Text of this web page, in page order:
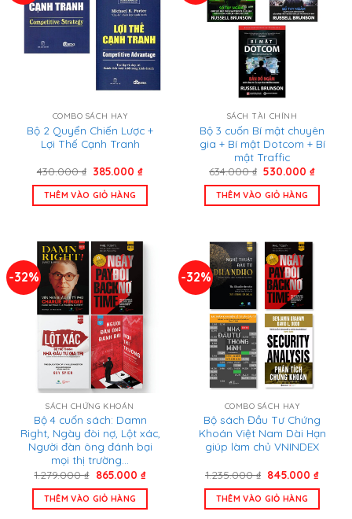
COMBO SÁCH HAY
Bộ 2 Quyển Chiến Lược +
Lợi Thế Cạnh Tranh
430.000₫ Giá
là:
430.000 ₫.
385.000₫Giá
tại
THÊM VÀO GIỎ HÀNG
SÁCH TÀI CHÍNH
Bộ 3 cuốn Bí mật chuyên
gia + Bí mật Dotcom + Bí
mật Traffic
634.000₫ Giá
là:
634.000 ₫.
530.000₫Giá
tại
THÊM VÀO GIỎ HÀNG
-32%
SÁCH CHỨNG KHOÁN
Bộ 4 cuốn sách: Damn
Right, Ngày đòi nợ, Lột xác,
Người đàn ông đánh bại
mọi thị trường…
1.279.000₫ Giá
là:
1.279.000 ₫.
865.000 ₫Giá
tại
THÊM VÀO GIỎ HÀNG
-32%
COMBO SÁCH HAY
Bộ sách Đầu Tư Chứng
Khoán Việt Nam Dài Hạn
giúp làm chủ VNINDEX
1.235.000₫ Giá
là:
1.235.000 ₫.
845.000₫Giá
THÊM VÀO GIỎ HÀNG